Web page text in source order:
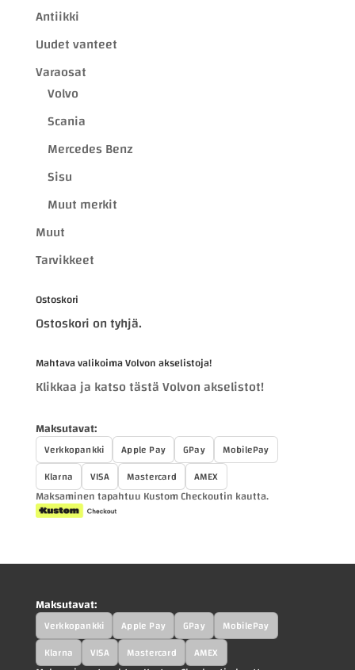
Antiikki
Uudet vanteet
Varaosat
Volvo
Scania
Mercedes Benz
Sisu
Muut merkit
Muut
Tarvikkeet
Ostoskori
Ostoskori on tyhjä.
Mahtava valikoima Volvon akselistoja!
Klikkaa ja katso tästä Volvon akselistot!
Maksutavat:
Verkkopankki Apple Pay GPay
MobilePay
Klarna
VISA Mastercard AMEX
Maksaminen tapahtuu Kustom Checkoutin kautta.
Maksutavat:
Verkkopankki Apple Pay GPay
MobilePay
Klarna
VISA Mastercard AMEX